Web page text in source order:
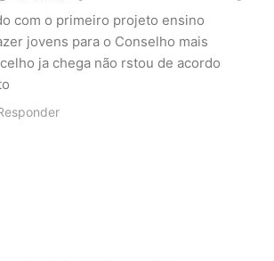
com o primeiro projeto ensino
jovens para o Conselho mais
ja chega não rstou de acordo